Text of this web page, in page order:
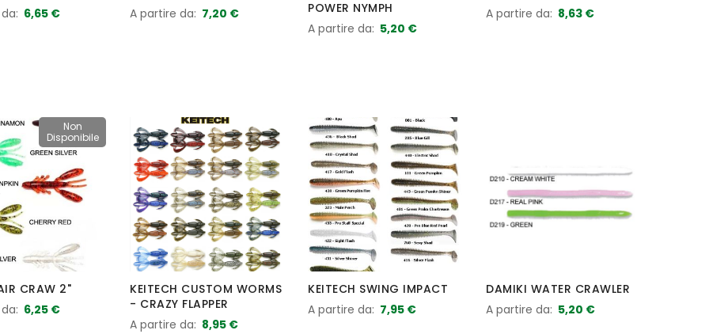
6,65 €
A partire da 7,20 €
POWER NYMPH
A partire da 5,20 €
A partire da 8,63 €
Non
Disponibile
CRAW 2"
6,25 €
KEITECH CUSTOM WORMS
- CRAZY FLAPPER
A partire da 8,95 €
KEITECH SWING IMPACT
A partire da 7,95 €
DAMIKI WATER CRAWLER
A partire da 5,20 €